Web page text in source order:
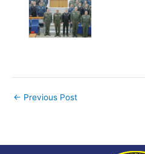
← Previous Post